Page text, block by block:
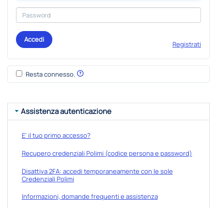
Accedi
Registrati
Resta connesso.
Assistenza autenticazione
E' il tuo primo accesso?
Recupero credenziali Polimi (codice persona e password)
Disattiva 2FA: accedi temporaneamente con le sole
Credenziali Polimi
Informazioni, domande frequenti e assistenza